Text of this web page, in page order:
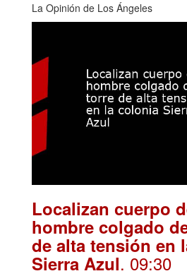
La Opinión de Los Ángeles
Localizan cuerpo
hombre colgado
de alta tensión en
Sierra Azul. 09:30